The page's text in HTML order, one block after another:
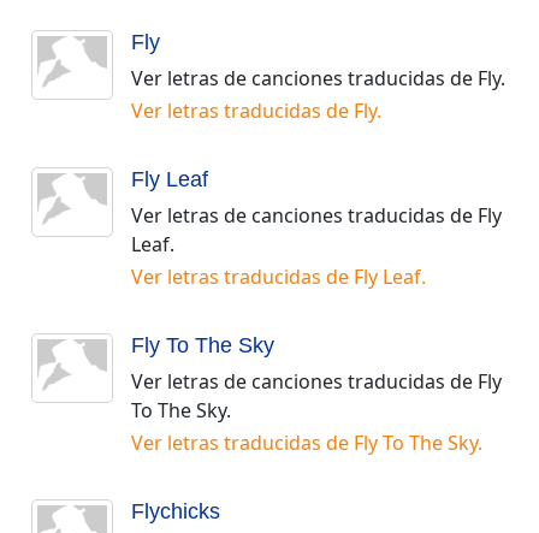
Fly
Ver letras de canciones traducidas de Fly.
Ver letras traducidas de Fly.
Fly Leaf
Ver letras de canciones traducidas de Fly
Leaf.
Ver letras traducidas de Fly Leaf.
Fly To The Sky
Ver letras de canciones traducidas de Fly
To The Sky.
Ver letras traducidas de Fly To The Sky.
Flychicks